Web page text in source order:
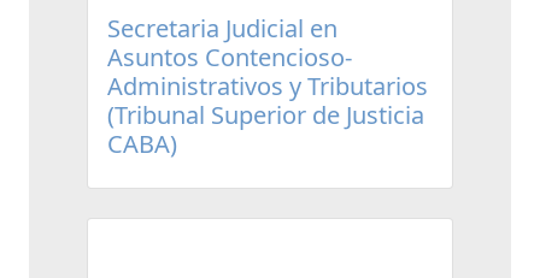
Secretaria Judicial en
Asuntos Contencioso-
Administrativos y Tributarios
(Tribunal Superior de Justicia
CABA)